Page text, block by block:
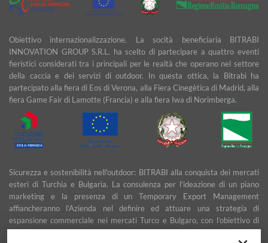
Obiettivo internazionalizzazione. La socità beneficiaria BITRABI
INNOVATION GROUP S.R.L. ha scelto di partecipare a quattro eventi
fieristici considerati tra i principali per le realtà che operano nel settore
della caccia e dei servizi di outdoor. In questa ottica, la Bitrabì ha
partecipato alla fiera di Eos di Verona, alla Fiera Cinegètica di Madrid, alla
fiera Game Fair di Lamotte (Francia) e alla fiera Iwa di Norimberga.
Sicurezza e sostenibilità nell'outdoor: BITRABI alla conquista dei mercati
esteri di Turchia e Bulgaria. La consulenza per l’ideazione di un piano
marketing e la presenza di un Temporary Export Management
affiancheranno l’Azienda nel definire ed attuare una strategia di
espansione commerciale nei mercati Turco e Bulgaro, con l’obiettivo di
garantire uno sviluppo stabile e duraturo.